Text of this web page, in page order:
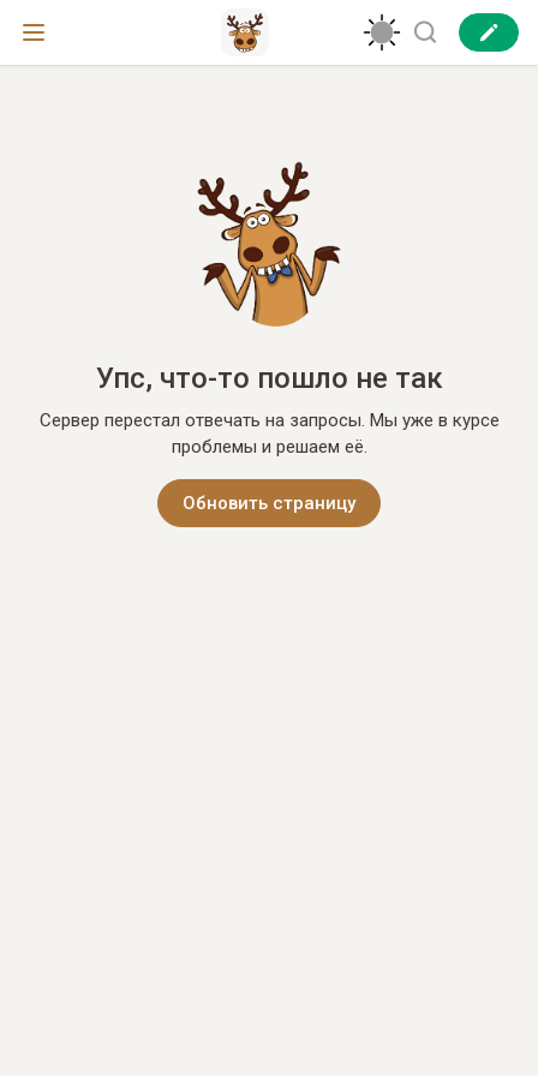
Упс, что-то пошло не так
Сервер перестал отвечать на запросы. Мы уже в курсе
проблемы и решаем её.
Обновить страницу